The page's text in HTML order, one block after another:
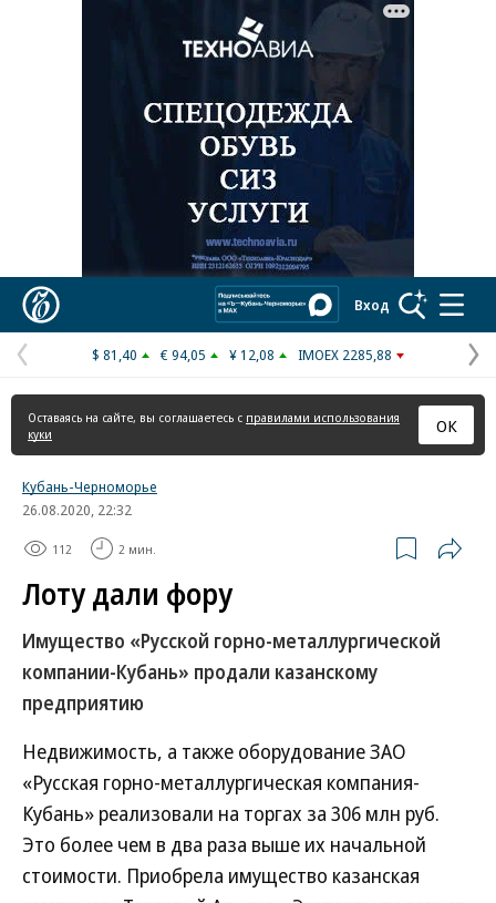
Реклама в «Ъ» www.kommersant.ru/ad
Вход
Предыдущая
страница
$ 81,40 € 94,05 ¥ 12,08 IMOEX 2285,88
Оставаясь на сайте, вы соглашаетесь с правилами использования
куки
ОК
Кубань-Черноморье
26.08.2020, 22:32
112 2 мин.
Лоту дали фору
Имущество «Русской горно-металлургической
компании-Кубань» продали казанскому
предприятию
Недвижимость, а также оборудование ЗАО
«Русская горно-металлургическая компания-
Кубань» реализовали на торгах за 306 млн руб.
Это более чем в два раза выше их начальной
стоимости. Приобрела имущество казанская